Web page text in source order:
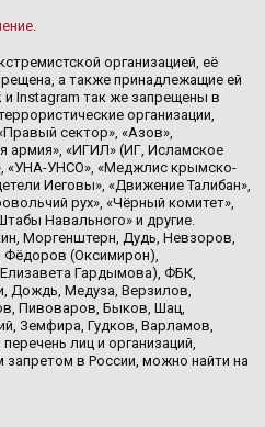
.
организацией, её
а также принадлежащие ей
Instagram так же запрещены в
организации,
сектор», «Азов»,
армия», «ИГИЛ» (ИГ, Исламское
«УНА-УНСО», «Меджлис крымско-
Иеговы», «Движение Талибан»,
рух», «Чёрный комитет»,
Навального» и другие.
Моргенштерн, Дудь, Невзоров,
(Оксимирон),
Гардымова), ФБК,
Дождь, Медуза, Верзилов,
Пивоваров, Быков, Шац,
Земфира, Гудков, Варламов,
лиц и организаций,
в России, можно найти на